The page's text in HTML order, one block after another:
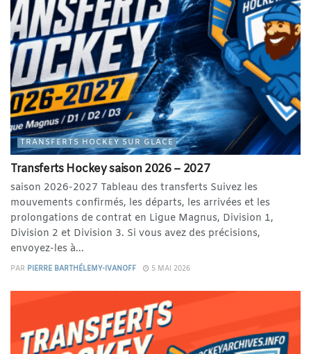
TRANSFERTS HOCKEY SUR GLACE
Transferts Hockey saison 2026 – 2027
saison 2026-2027 Tableau des transferts Suivez les
mouvements confirmés, les départs, les arrivées et les
prolongations de contrat en Ligue Magnus, Division 1,
Division 2 et Division 3. Si vous avez des précisions,
envoyez-les à...
PAR PIERRE BARTHÉLEMY-IVANOFF 5 MAI 2026